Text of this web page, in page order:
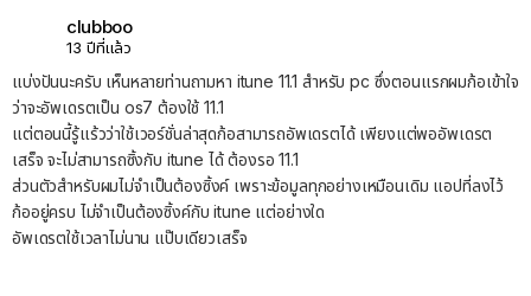
clubboo
13 ปีที่แล้ว
แบ่งปันนะครับ เห็นหลายท่านถามหา itune 11.1 สำหรับ pc ซึ่งตอนแรกผมก้อเข้าใจ
ว่าจะอัพเดรตเป็น os7 ต้องใช้ 11.1
แต่ตอนนี้รู้แร้วว่าใช้เวอร์ชั่นล่าสุดก้อสามารถอัพเดรตได้ เพียงแต่พออัพเดรต
เสร็จ จะไม่สามารถซิ้งกับ itune ได้ ต้องรอ 11.1
ส่วนตัวสำหรับผมไม่จำเป็นต้องซิ้งค์ เพราะข้อมูลทุกอย่างเหมือนเดิม แอปที่ลงไว้
ก้ออยู่ครบ ไม่จำเป็นต้องซิ้งค์กับ itune แต่อย่างใด
อัพเดรตใช้เวลาไม่นาน แป๊บเดียวเสร็จ